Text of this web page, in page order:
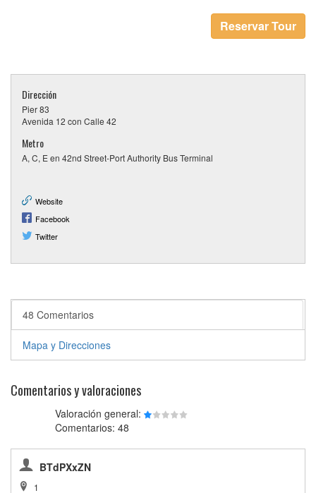
Reservar Tour
Dirección
Pier 83
Avenida 12 con Calle 42
Metro
A, C, E en 42nd Street-Port Authority Bus Terminal
Website
Facebook
Twitter
48 Comentarios
Mapa y Direcciones
Comentarios y valoraciones
Valoración general:
Comentarios: 48
BTdPXxZN
1